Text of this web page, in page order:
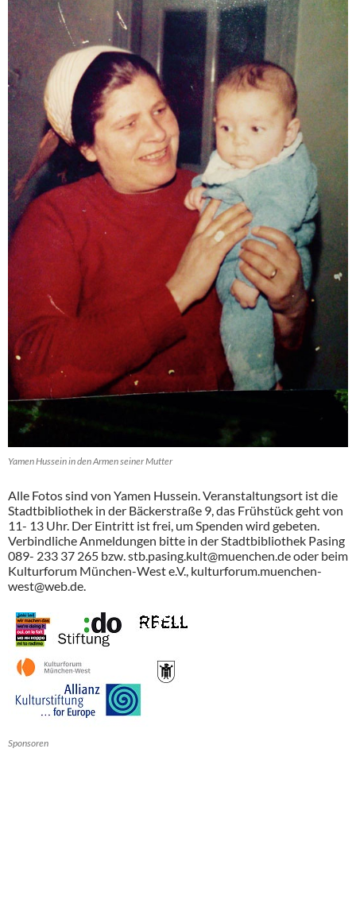
Yamen Hussein in den Armen seiner Mutter
Alle Fotos sind von Yamen Hussein. Veranstaltungsort ist die
Stadtbibliothek in der Bäckerstraße 9, das Frühstück geht von
11- 13 Uhr. Der Eintritt ist frei, um Spenden wird gebeten.
Verbindliche Anmeldungen bitte in der Stadtbibliothek Pasing
089- 233 37 265 bzw. stb.pasing.kult@muenchen.de oder beim
Kulturforum München-West e.V., kulturforum.muenchen-
west@web.de.
Sponsoren